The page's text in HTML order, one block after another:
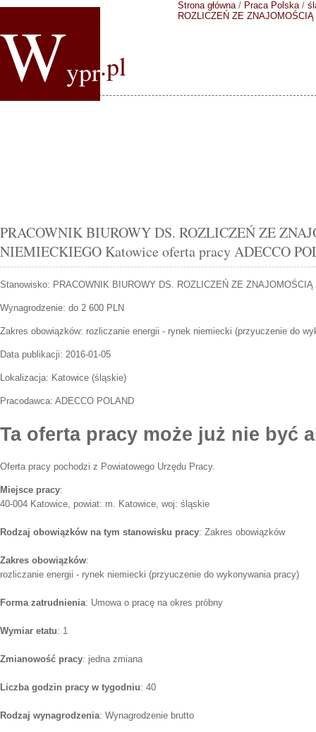
Wypr.pl
Strona główna/ Praca Polska/
ROZLICZEŃ ZE
PRACOWNIK BIUROWY DS. ROZLICZEŃ ZE
NIEMIECKIEGO Katowice oferta pracy ADECCO
Stanowisko: PRACOWNIK BIUROWY DS. ROZLICZEŃ ZE
Wynagrodzenie: do 2 600 PLN
Zakres obowiązków: rozliczanie energii - rynek niemiecki (przyuczenie do
Data publikacji: 2016-01-05
Lokalizacja: Katowice (śląskie)
Pracodawca: ADECCO POLAND
Ta oferta pracy może już nie być
Oferta pracy pochodzi z Powiatowego Urzędu Pracy.
Miejsce pracy:
40-004 Katowice, powiat: m. Katowice, woj: śląskie
Rodzaj obowiązków na tym stanowisku pracy: Zakres obowiązków
Zakres obowiązków:
rozliczanie energii - rynek niemiecki (przyuczenie do wykonywania pracy)
Forma zatrudnienia: Umowa o pracę na okres próbny
Wymiar etatu: 1
Zmianowość pracy: jedna zmiana
Liczba godzin pracy w tygodniu: 40
Rodzaj wynagrodzenia: Wynagrodzenie brutto